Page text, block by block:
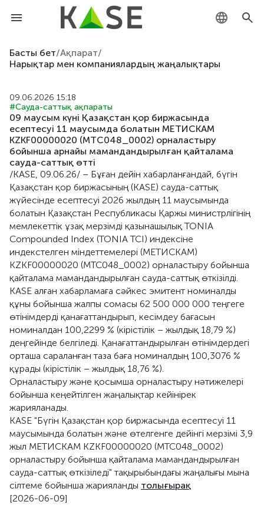
Басты бет/Ақпарат/
Нарықтар мен компаниялардың жаңалықтары
09.06.2026 15:18
#Сауда-саттық ақпараты
09 маусым күні Қазақстан қор биржасында
есептесуі 11 маусымда болатын МЕТИСКАМ
KZKF00000020 (MTC048_0002) орналастыру
бойынша арнайы мамандандырылған қайталама
сауда-саттық өтті
/KASE, 09.06.26/ – Бұған дейін хабарланғандай, бүгін
Қазақстан қор биржасының (KASE) сауда-саттық
жүйесінде есептесуі 2026 жылдың 11 маусымында
болатын Қазақстан Республикасы Қаржы министрлігінің
мемлекеттік ұзақ мерзімді қазынашылық TONIA
Compounded Index (TONIA TCI) индексіне
индекстелген міндеттемелері (МЕТИСКАМ)
KZKF00000020 (MTC048_0002) орналастыру бойынша
қайталама мамандандырылған сауда-саттық өткізілді.
KASE алған хабарламаға сәйкес эмитент номиналды
құны бойынша жалпы сомасы 62 500 000 000 теңгеге
өтінімдерді қанағаттандырып, кесімдеу бағасын
номиналдан 100,2299 % (кірістілік – жылдық 18,79 %)
деңгейінде белгіледі. Қанағаттандырылған өтінімдердегі
орташа сараланған таза баға номиналдың 100,3076 %
құрады (кірістілік – жылдық 18,76 %).
Орналастыру және қосымша орналастыру нәтижелері
бойынша кеңейтілген жаңалықтар кейінірек
жарияланады.
KASE "Бүгін Қазақстан қор биржасында есептесуі 11
маусымында болатын және өтелгенге дейінгі мерзімі 3,9
жыл МЕТИСКАМ KZKF00000020 (MTC048_0002)
орналастыру бойынша қайталама мамандандырылған
сауда-саттық өткізіледі" тақырыбындағы жаңалығы мына
сілтеме бойынша жарияланды толығырақ
[2026-06-09]